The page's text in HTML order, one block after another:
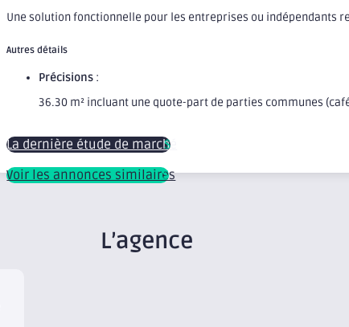
Une solution fonctionnelle pour les entreprises ou indépendants
Autres détails
Précisions :
36.30 m² incluant une quote-part de parties communes
La dernière étude de marché
Voir les annonces similaires
L’agence